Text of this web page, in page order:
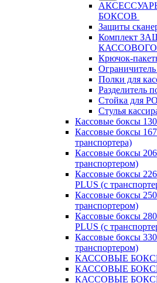
БОКСОВ
Защиты
Комплект
Крючок-
Ограничитель
Полки для
Разделитель
Стойка для
Стулья
Кассовые боксы
Кассовые боксы
транспортера)
Кассовые боксы
транспортером)
Кассовые боксы
PLUS (с
Кассовые боксы
транспортером)
Кассовые боксы
PLUS (с
Кассовые боксы
транспортером)
КАССОВЫЕ
КАССОВЫЕ БОКСЫ
КАССОВЫЕ БОКСЫ